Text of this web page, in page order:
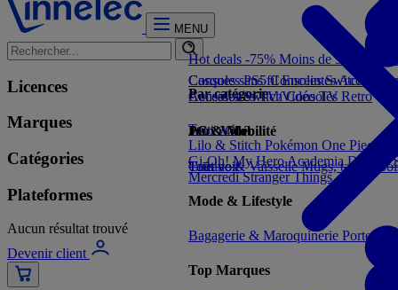
MENU
Licences
Marques
Catégories
Plateformes
Aucun résultat trouvé
Devenir client
Hot deals -75% Moins de 5€
Par catégorie
Tout voir
Consoles PS5Consoles Switch 2
Consoles SwitchConsoles Retro
Jeux Vidéo
Tout voir
Cuisine & VaisselleMugs, tasses,
Mode & Lifestyle
Bagagerie & Maroquinerie Porte-
Top Marques
Casques sans filEnceintes
Accessoires TV/VidéoTV
PC & Mobilité
Tout voir
Lilo & Stitch Pokémon One Piece
Gi-Oh!My Hero AcademiaDemon
MercrediStranger Things